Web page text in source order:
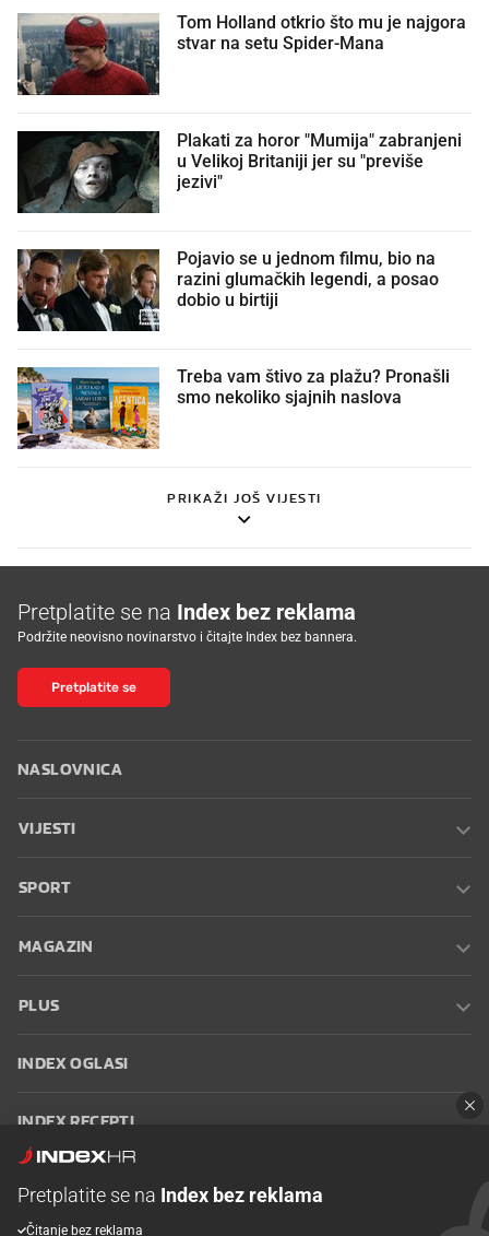
Tom Holland otkrio što mu je najgora
stvar na setu Spider-Mana
Plakati za horor "Mumija" zabranjeni
u Velikoj Britaniji jer su "previše
jezivi"
Pojavio se u jednom filmu, bio na
razini glumačkih legendi, a posao
dobio u birtiji
Treba vam štivo za plažu? Pronašli
smo nekoliko sjajnih naslova
PRIKAŽI JOŠ VIJESTI
Pretplatite se na Index bez reklama
Podržite neovisno novinarstvo i čitajte Index bez bannera.
Pretplatite se
NASLOVNICA
VIJESTI
SPORT
MAGAZIN
PLUS
INDEX OGLASI
INDEX RECEPTI
Pretplatite se na Index bez reklama
Čitanje bez reklama